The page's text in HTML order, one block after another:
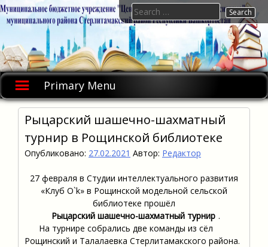
Skip
to
Primary Menu
Search
for:
Рыцарский шашечно-шахматный
турнир в Рощинской библиотеке
Опубликовано: 27.02.2021 Автор: Редактор
27 февраля в Студии интеллектуального развития
«Клуб О`k» в Рощинской модельной сельской
библиотеке прошёл
Рыцарский шашечно-шахматный турнир .
На турнире собрались две команды из сёл
Рощинский и Талалаевка Стерлитамакского района.